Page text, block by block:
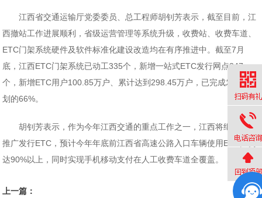
江西省交通运输厅党委委员、总工程师胡钊芳表示，截至目前，江
西撤站工作进展顺利，省级运营管理等系统升级，收费站、收费车道、
ETC门架系统硬件及软件标准化建设改造均在有序推进中。截至7月
底，江西ETC门架系统已动工335个，新增一站式ETC发行网点347
个，新增ETC用户100.85万户、累计达到298.45万户，已完成发行计
划的66%。
胡钊芳表示，作为今年江西交通的重点工作之一，江西将继续加快
推广发行ETC，预计今年年底前江西省高速公路入口车辆使用ETC比例
达90%以上，同时实现手机移动支付在人工收费车道全覆盖。
上一篇：